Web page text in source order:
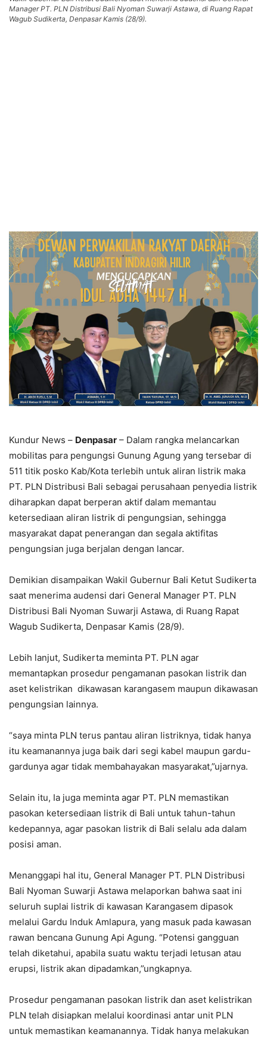
Manager PT. PLN Distribusi Bali Nyoman Suwarji Astawa, di Ruang Rapat
Wagub Sudikerta, Denpasar Kamis (28/9).
Kundur News – Denpasar – Dalam rangka melancarkan
mobilitas para pengungsi Gunung Agung yang tersebar di
511 titik posko Kab/Kota terlebih untuk aliran listrik maka
PT. PLN Distribusi Bali sebagai perusahaan penyedia listrik
diharapkan dapat berperan aktif dalam memantau
ketersediaan aliran listrik di pengungsian, sehingga
masyarakat dapat penerangan dan segala aktifitas
pengungsian juga berjalan dengan lancar.
Demikian disampaikan Wakil Gubernur Bali Ketut Sudikerta
saat menerima audensi dari General Manager PT. PLN
Distribusi Bali Nyoman Suwarji Astawa, di Ruang Rapat
Wagub Sudikerta, Denpasar Kamis (28/9).
Lebih lanjut, Sudikerta meminta PT. PLN agar
memantapkan prosedur pengamanan pasokan listrik dan
aset kelistrikan dikawasan karangasem maupun dikawasan
pengungsian lainnya.
“saya minta PLN terus pantau aliran listriknya, tidak hanya
itu keamanannya juga baik dari segi kabel maupun gardu-
gardunya agar tidak membahayakan masyarakat,”ujarnya.
Selain itu, Ia juga meminta agar PT. PLN memastikan
pasokan ketersediaan listrik di Bali untuk tahun-tahun
kedepannya, agar pasokan listrik di Bali selalu ada dalam
posisi aman.
Menanggapi hal itu, General Manager PT. PLN Distribusi
Bali Nyoman Suwarji Astawa melaporkan bahwa saat ini
seluruh suplai listrik di kawasan Karangasem dipasok
melalui Gardu Induk Amlapura, yang masuk pada kawasan
rawan bencana Gunung Api Agung. “Potensi gangguan
telah diketahui, apabila suatu waktu terjadi letusan atau
erupsi, listrik akan dipadamkan,”ungkapnya.
Prosedur pengamanan pasokan listrik dan aset kelistrikan
PLN telah disiapkan melalui koordinasi antar unit PLN
untuk memastikan keamanannya. Tidak hanya melakukan